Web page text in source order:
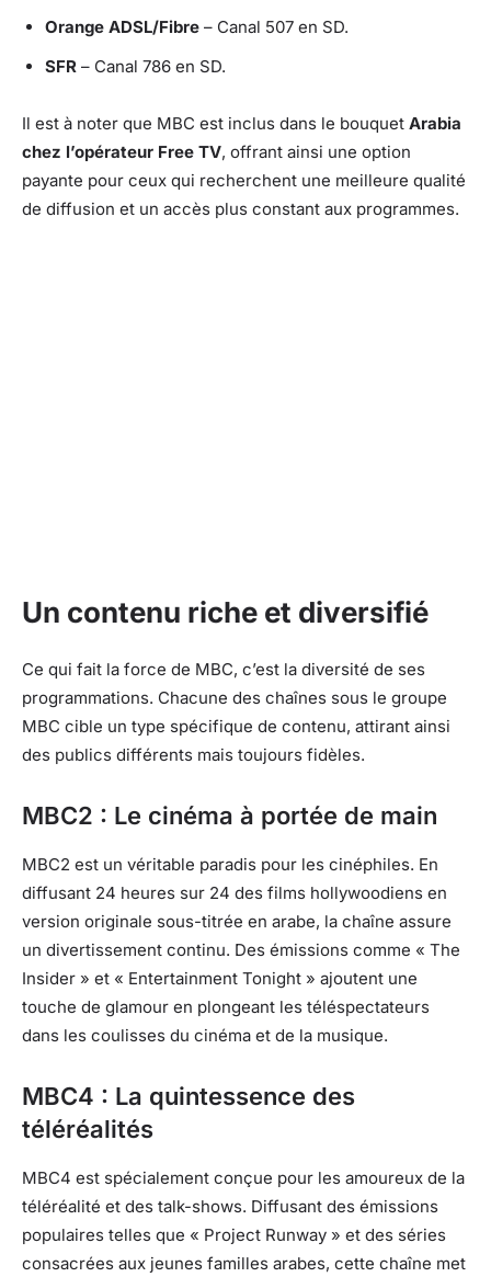
Orange ADSL/Fibre – Canal 507 en SD.
SFR – Canal 786 en SD.
Il est à noter que MBC est inclus dans le bouquet Arabia
chez l’opérateur Free TV, offrant ainsi une option
payante pour ceux qui recherchent une meilleure qualité
de diffusion et un accès plus constant aux programmes.
Un contenu riche et diversifié
Ce qui fait la force de MBC, c’est la diversité de ses
programmations. Chacune des chaînes sous le groupe
MBC cible un type spécifique de contenu, attirant ainsi
des publics différents mais toujours fidèles.
MBC2 : Le cinéma à portée de main
MBC2 est un véritable paradis pour les cinéphiles. En
diffusant 24 heures sur 24 des films hollywoodiens en
version originale sous-titrée en arabe, la chaîne assure
un divertissement continu. Des émissions comme « The
Insider » et « Entertainment Tonight » ajoutent une
touche de glamour en plongeant les téléspectateurs
dans les coulisses du cinéma et de la musique.
MBC4 : La quintessence des
téléréalités
MBC4 est spécialement conçue pour les amoureux de la
téléréalité et des talk-shows. Diffusant des émissions
populaires telles que « Project Runway » et des séries
consacrées aux jeunes familles arabes, cette chaîne met